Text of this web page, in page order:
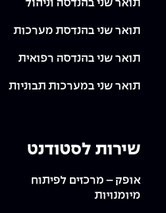
תואר שני בהנדסה וניהול
תואר שני בהנדסת מערכות
תואר שני בהנדסה רפואית
תואר שני במערכות תבוניות
שירות לסטודנט
אופק – מרכזים לפיתוח
מיומנויות